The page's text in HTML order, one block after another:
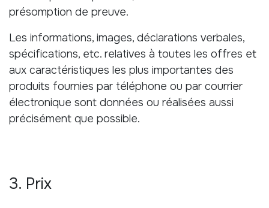
présomption de preuve.
Les informations, images, déclarations verbales,
spécifications, etc. relatives à toutes les offres et
aux caractéristiques les plus importantes des
produits fournies par téléphone ou par courrier
électronique sont données ou réalisées aussi
précisément que possible.
3. Prix